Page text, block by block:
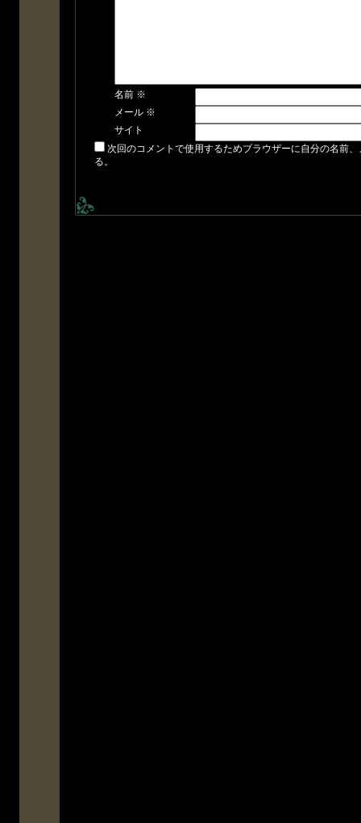
名前 ※
メール ※
サイト
次回のコメントで使用するためブラウザーに自分の名前
る。